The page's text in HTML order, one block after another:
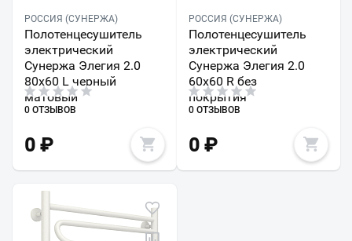
РОССИЯ (СУНЕРЖА)
Полотенцесушитель
электрический
Сунержа Элегия 2.0
80х60 L черный
матовый
0 ОТЗЫВОВ
0 ₽
РОССИЯ (СУНЕРЖА)
Полотенцесушитель
электрический
Сунержа Элегия 2.0
60х60 R без
покрытия
0 ОТЗЫВОВ
0₽